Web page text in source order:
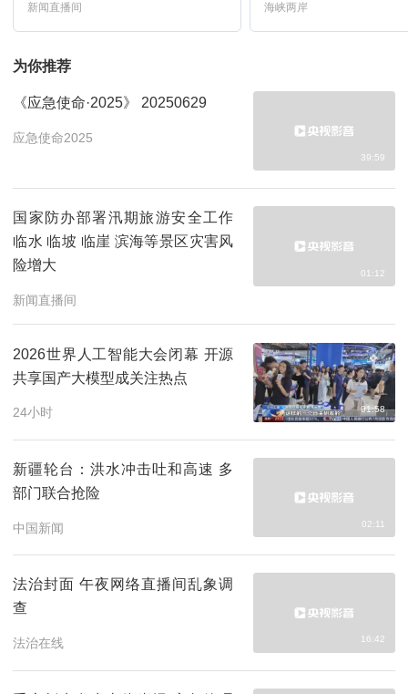
18:15 面对面
19:00
19:24 预约
19:40 每周质量报告 预约
20:00 新闻直播间 预约
新闻直播间 海峡两岸
为你推荐
《应急使命·2025》 20250629
应急使命2025
39:59
国家防办部署汛期旅游安全工作
临水 临坡 临崖 滨海等景区灾害风
险增大
新闻直播间
01:12
2026世界人工智能大会闭幕 开源
共享国产大模型成关注热点
24小时 01:58
新疆轮台：洪水冲击吐和高速 多
部门联合抢险
中国新闻 02:11
法治封面 午夜网络直播间乱象调
查
法治在线 16:42